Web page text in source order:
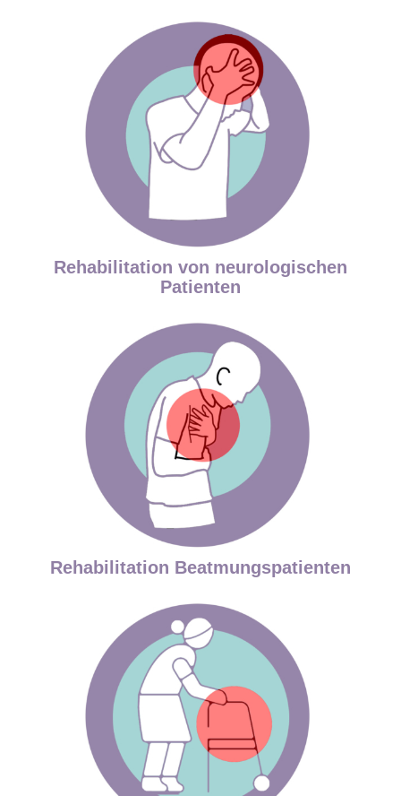
Rehabilitation von neurologischen
Patienten
Rehabilitation Beatmungspatienten